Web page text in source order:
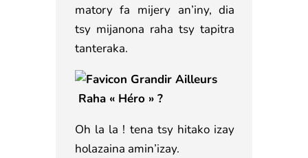
matory fa mijery an’iny, dia
tsy mijanona raha tsy tapitra
tanteraka.
Raha « Héro » ?
Oh la la ! tena tsy hitako izay
holazaina amin’izay.